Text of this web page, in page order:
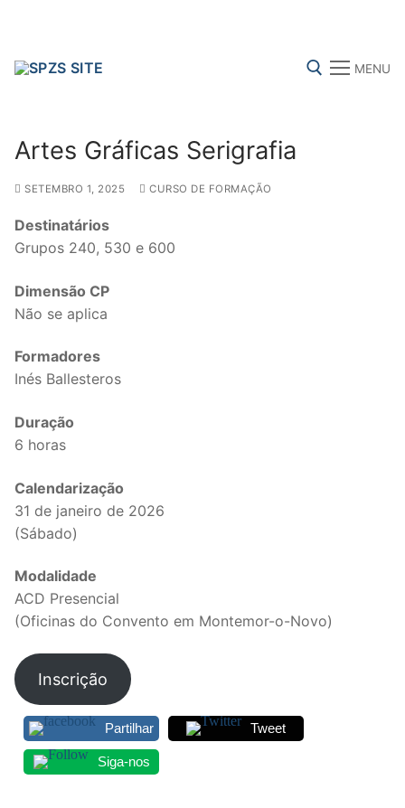
MENU
FENPROF CGTP-IN
Search
for:
sindicalização
Notícias
Legislação
PRÉ-ESCOLAR
1º CICLO
2º/3º CEB / SECUNDÁRIO
ENSINO ARTÍSTICO
EDUCAÇÃO ESPECIAL
PARTICULAR / IPSS / MISERICÓRDIAS
ENSINO SUPERIOR
Artes Gráficas Serigrafia
SETEMBRO 1, 2025 CURSO DE FORMAÇÃO
Destinatários
Grupos 240, 530 e 600
Dimensão CP
Não se aplica
Formadores
Inés Ballesteros
Duração
6 horas
Calendarização
31 de janeiro de 2026
(Sábado)
Modalidade
ACD Presencial
(Oficinas do Convento em Montemor-o-Novo)
Inscrição
Partilhar Tweet
Siga-nos